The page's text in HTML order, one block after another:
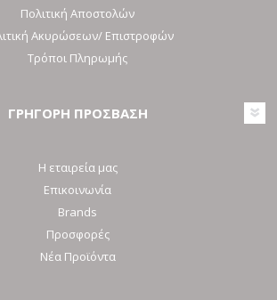
Πολιτική Αποστολών
Ακυρώσεων/ Επιστροφών
Τρόποι Πληρωμής
ΓΡΗΓΟΡΗ ΠΡΟΣΒΑΣΗ
Η εταιρεία μας
Επικοινωνία
Brands
Προσφορές
Νέα Προϊόντα